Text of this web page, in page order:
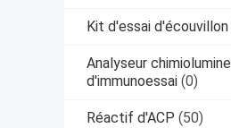
Kit d'essai d'écouvillon
Analyseur
d'immunoessai (0)
Réactif d'ACP (50)